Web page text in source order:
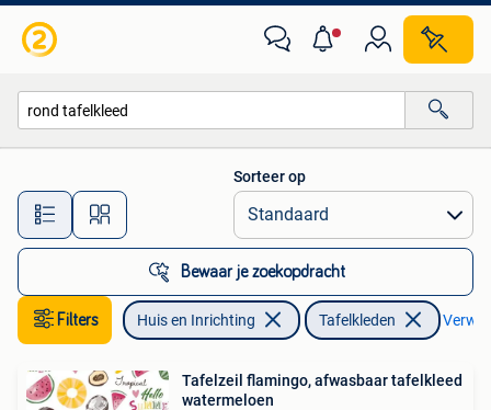
Alle afstanden…
Sorteer op
Bewaar je zoekopdracht
Filters Huis en Inrichting Tafelkleden
Tafelzeil flamingo, afwasbaar tafelkleed
watermeloen